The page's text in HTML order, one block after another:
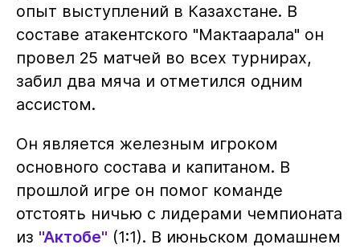
опыт выступлений в Казахстане. В
составе атакентского "Мактаарала" он
провел 25 матчей во всех турнирах,
забил два мяча и отметился одним
ассистом.
Он является железным игроком
основного состава и капитаном. В
прошлой игре он помог команде
отстоять ничью с лидерами чемпионата
из "Актобе" (1:1). В июньском домашнем